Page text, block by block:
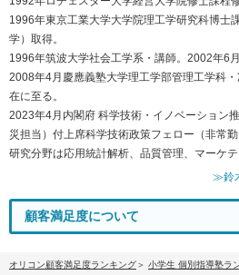
1996年東京工業大学大学院理工学研究科博士
学）取得。
1996年筑波大学社会工学系・講師。2002年6月
2008年4月慶應義塾大学理工学部管理工学科
在に至る。
2023年4月内閣府 科学技術・イノベーション
災担当）付上席科学技術政策フェロー（非常勤
研究分野は応用統計解析、品質管理、マーケテ
≫鈴
顧客満足度について
オリコン顧客満足度ランキング
小学生 個別指導塾ラ